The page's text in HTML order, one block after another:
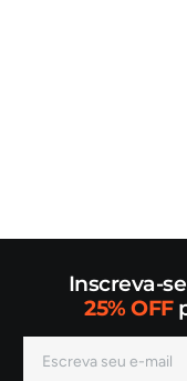
Inscreva-
25% OFF